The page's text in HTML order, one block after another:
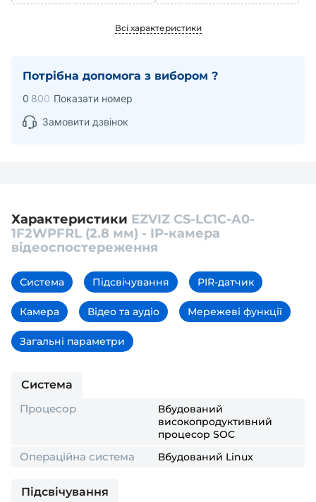
Всі характеристики
Потрібна допомога з вибором ?
0 800 Показати номер
Замовити дзвінок
Характеристики EZVIZ CS-LC1C-A0-
1F2WPFRL (2.8 мм) - IP-камера
відеоспостереження
Система Підсвічування PIR-датчик
Камера Відео та аудіо Мережеві функції
Загальні параметри
Система
Процесор
Вбудований
високопродуктивний
процесор SOC
Операційна система Вбудований Linux
Підсвічування